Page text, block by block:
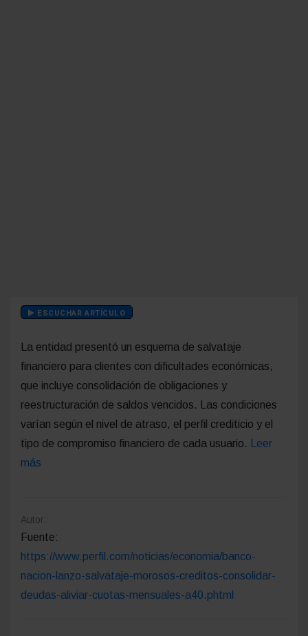
ESCUCHAR ARTÍCULO
La entidad presentó un esquema de salvataje
financiero para clientes con dificultades económicas,
que incluye consolidación de obligaciones y
reestructuración de saldos vencidos. Las condiciones
varían según el nivel de atraso, el perfil crediticio y el
tipo de compromiso financiero de cada usuario.
Leer
más
Autor:
Fuente:
https://www.perfil.com/noticias/economia/banco-
nacion-lanzo-salvataje-morosos-creditos-consolidar-
deudas-aliviar-cuotas-mensuales-a40.phtml